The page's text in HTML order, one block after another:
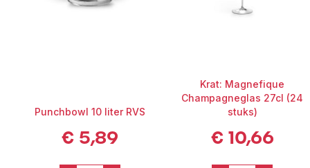
Punchbowl 10 liter RVS
€ 5,89
Krat: Magnefique
Champagneglas 27cl (24
stuks)
€10,66